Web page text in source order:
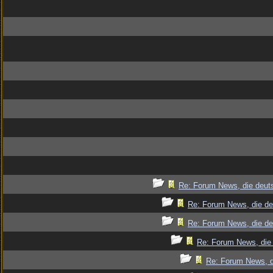
Re: Forum News, die
Re: Forum News, die
Re: Forum News, die
Re: Forum News,
Re: Forum News,